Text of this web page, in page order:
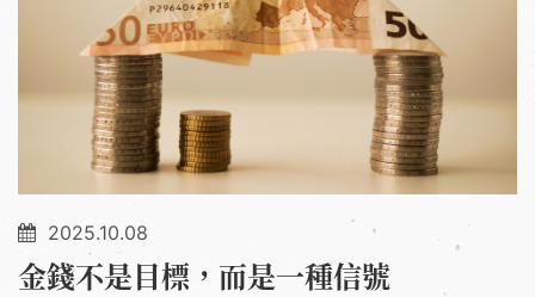
2025.10.08
金錢不是目標，而是一種信號